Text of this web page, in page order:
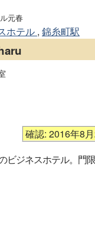
元春
ホテル , 錦糸町駅
確認: 2016年8
ビジネスホテル。門